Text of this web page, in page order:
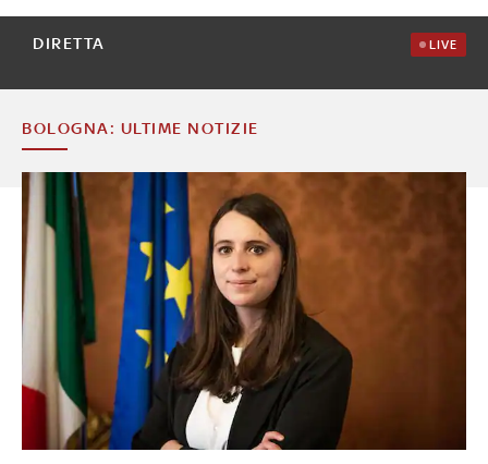
DIRETTA LIVE
BOLOGNA: ULTIME NOTIZIE